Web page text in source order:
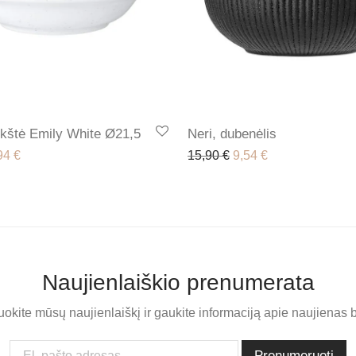
Emily White Ø21,5
price was: 14,90 €.
€Current price is: 8,94 €.
Neri, dubenėlis
15,90€ Original price was:
9,54 €Current price is:
Naujienlaiškio prenumerata
mūsų naujienlaiškį ir gaukite informaciją apie naujienas